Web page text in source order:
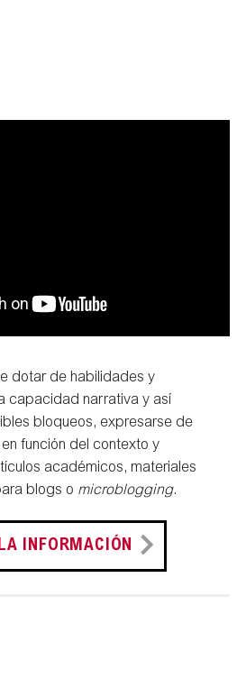
dotar de habilidades y
capacidad narrativa y así
bloqueos, expresarse de
función del contexto y
académicos, materiales
blogs o microblogging.
INFORMACIÓN